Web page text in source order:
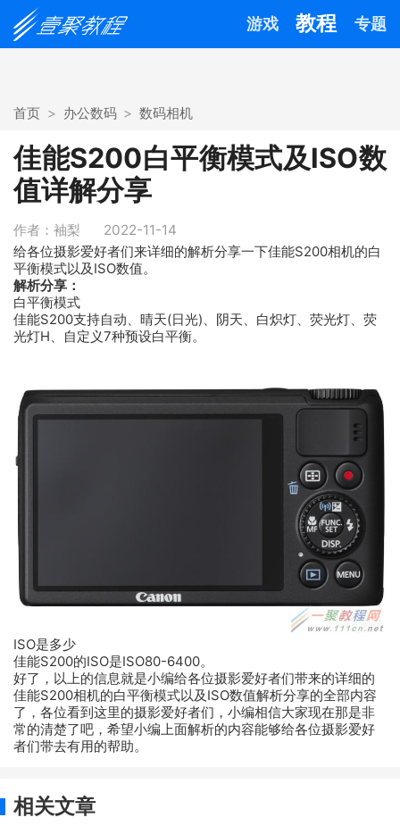
游戏 教程 专题
首页 办公数码 数码相机
佳能S200白平衡模式及ISO数
值详解分享
作者：袖梨 2022-11-14
给各位摄影爱好者们来详细的解析分享一下佳能S200相机的白
平衡模式以及ISO数值。
解析分享：
白平衡模式
佳能S200支持自动、晴天(日光)、阴天、白炽灯、荧光灯、荧
光灯H、自定义7种预设白平衡。
ISO是多少
佳能S200的ISO是ISO80-6400。
好了，以上的信息就是小编给各位摄影爱好者们带来的详细的
佳能S200相机的白平衡模式以及ISO数值解析分享的全部内容
了，各位看到这里的摄影爱好者们，小编相信大家现在那是非
常的清楚了吧，希望小编上面解析的内容能够给各位摄影爱好
者们带去有用的帮助。
相关文章